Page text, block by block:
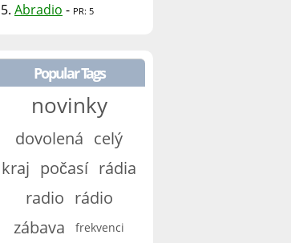
5. Abradio - PR: 5
Popular Tags
novinky
dovolená celý
kraj počasí rádia
radio rádio
zábava
frekvenci